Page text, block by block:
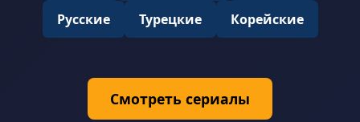
Русские Турецкие Корейские
Смотреть сериалы